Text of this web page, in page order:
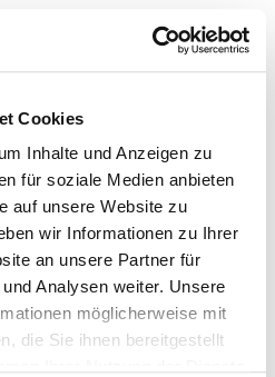
Cookies
Inhalte und Anzeigen zu
für soziale Medien anbieten
auf unsere Website zu
wir Informationen zu Ihrer
an unsere Partner für
Analysen weiter. Unsere
möglicherweise mit
die Sie ihnen bereitgestellt